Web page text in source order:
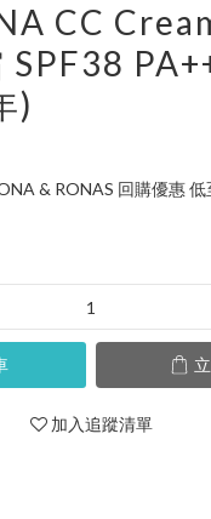
CC
SPF38
)
& RONAS 回購優惠
加入追蹤清單